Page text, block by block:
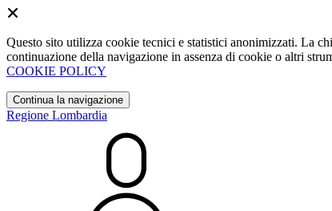
Questo sito utilizza cookie tecnici e statistici anonimizzati. La
continuazione della navigazione in assenza di cookie o altri
COOKIE POLICY
Continua la navigazione
Regione Lombardia